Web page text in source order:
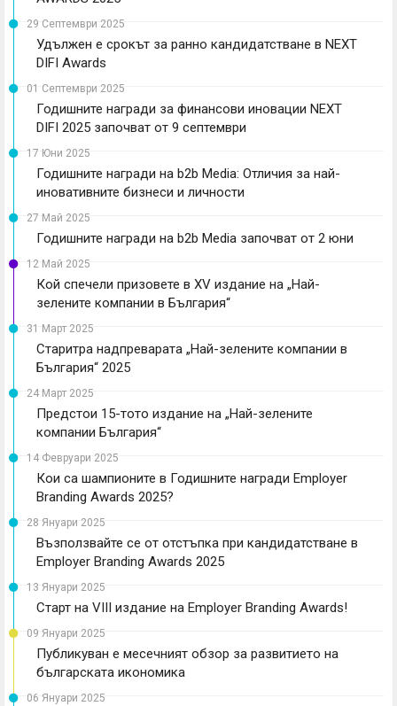
29 Септември 2025
Удължен е срокът за ранно кандидатстване в NEXT
DIFI Awards
01 Септември 2025
Годишните награди за финансови иновации NEXT
DIFI 2025 започват от 9 септември
17 Юни 2025
Годишните награди на b2b Media: Отличия за най-
иновативните бизнеси и личности
27 Май 2025
Годишните награди на b2b Media започват от 2 юни
12 Май 2025
Кой спечели призовете в XV издание на „Най-
зелените компании в България“
31 Март 2025
Старитра надпреварата „Най-зелените компании в
България“ 2025
24 Март 2025
Предстои 15-тото издание на „Най-зелените
компании България“
14 Февруари 2025
Кои са шампионите в Годишните награди Employer
Branding Awards 2025?
28 Януари 2025
Възползвайте се от отстъпка при кандидатстване в
Employer Branding Awards 2025
13 Януари 2025
Старт на VIII издание на Employer Branding Awards!
09 Януари 2025
Публикуван е месечният обзор за развитието на
българската икономика
06 Януари 2025